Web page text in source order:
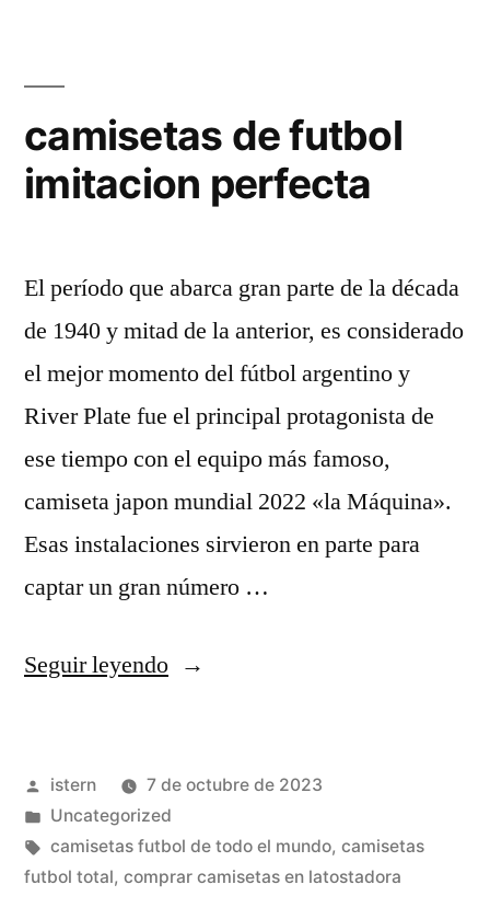
camisetas de futbol
imitacion perfecta
El período que abarca gran parte de la década
de 1940 y mitad de la anterior, es considerado
el mejor momento del fútbol argentino y
River Plate fue el principal protagonista de
ese tiempo con el equipo más famoso,
camiseta japon mundial 2022 «la Máquina».
Esas instalaciones sirvieron en parte para
captar un gran número …
Seguir leyendo«camisetas
imitacion
perfecta»
Publicado
por
istern
7 de octubre de 2023
Publicado
en
Uncategorized
Etiquetas:
camisetas futbol de todo el mundo, camisetas
futbol total, comprar camisetas en latostadora